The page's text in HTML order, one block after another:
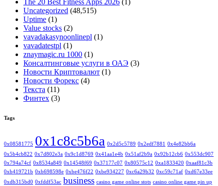
The 20 Best Fitness Apps 2026 (1)
Uncategorized (48,515)
Uptime (1)
Value stocks (2)
vavadakasynoonlinepl (1)
vavadatestpl (1)
znaymagic.ru 1000 (1)
Консалтинговые услуги в ОАЭ (3)
Новости Криптовалют (1)
Новости Форекс (4)
Текста (11)
Финтех (3)
Tags
0x08581775 0x1c8c5b6a 0x2d5c5789 0x2edf7881
0x4e82bb6a
0x5b4cb822 0x7d802e3a 0x9c1d8769 0x41aa1e4b 0x51af2b9a 0x92b12cb6 0x553dc907
0x794a74cf 0x8534a849 0x14548f69 0x37177c07 0x80575c12 0xa1833420 0xaaf81c3b
0xb419721b 0xb698598e 0xbe476f22 0xbe934227 0xc6a29b32 0xc59c71af 0xd67e33ee
0xdb315bd0 0xfddf53ac business casino game online stots casino online game pin up